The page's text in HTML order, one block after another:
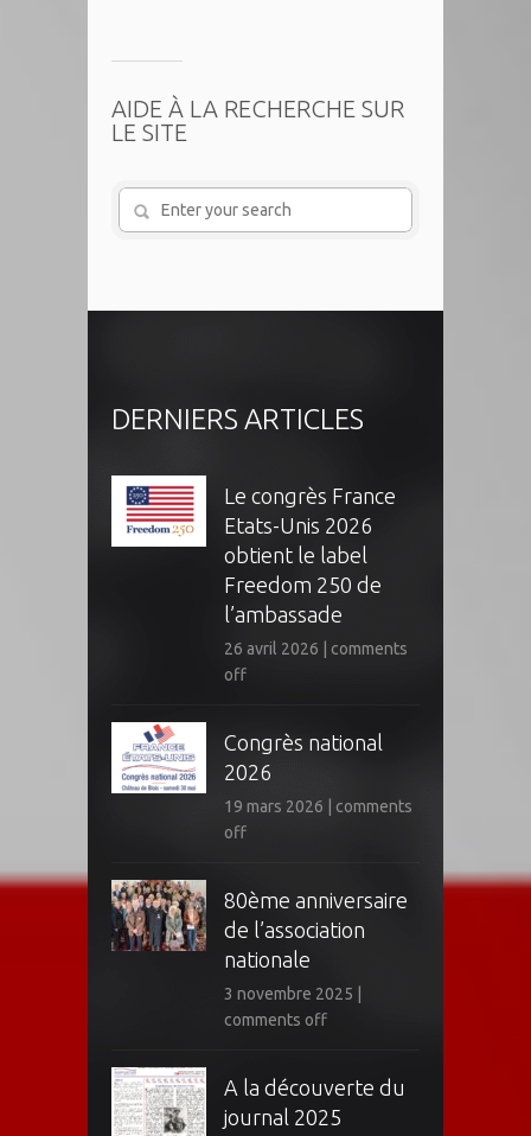
AIDE À LA RECHERCHE SUR
LE SITE
DERNIERS ARTICLES
Le congrès France
Etats-Unis 2026
obtient le label
Freedom 250 de
l’ambassade
26 avril 2026
comments
off
Congrès national
2026
19 mars 2026
comments
off
80ème anniversaire
de l’association
nationale
3 novembre 2025
comments off
A la découverte du
journal 2025